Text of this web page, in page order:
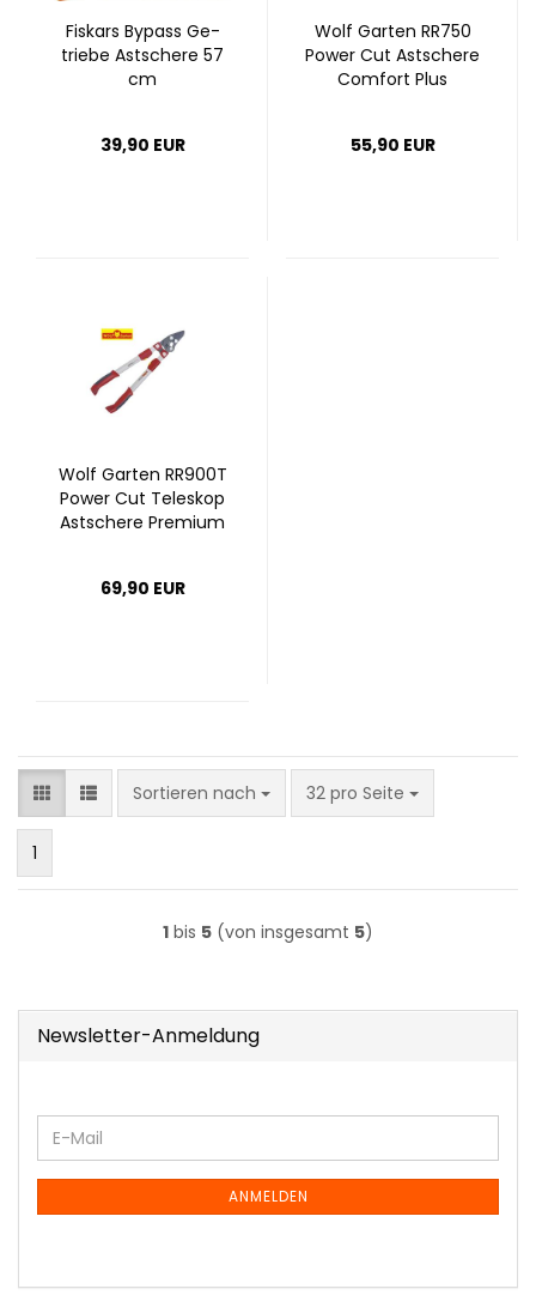
Fis­kars By­pass Ge­
trie­be Ast­sche­re 57
cm
39,90 EUR
Wolf Gar­ten RR750
Power Cut Ast­sche­re
Com­fort Plus
55,90 EUR
Wolf Gar­ten RR900T
Power Cut Te­le­skop
Ast­sche­re Pre­mi­um
69,90 EUR
Sortieren nach
Sortieren nach 32 pro Seite
pro Seite
1
1 bis 5 (von insgesamt 5)
Newsletter-Anmeldung
WEITER
ZUR
NEWSLETTER-
E-
Mail
ANMELDEN